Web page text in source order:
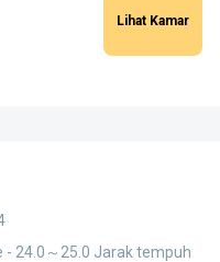
Lihat Kamar
- 24.0～25.0 Jarak tempuh